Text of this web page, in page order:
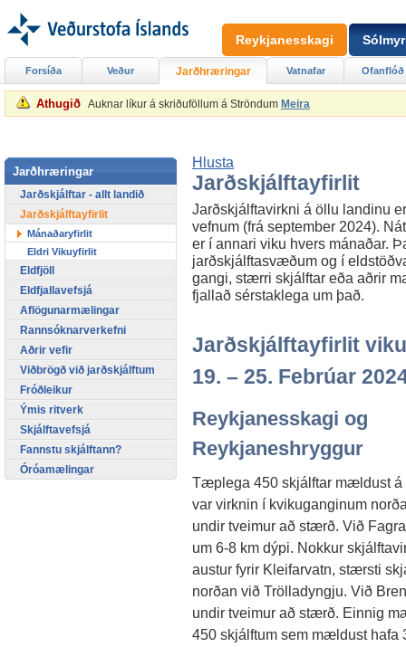
Athugið Auknar líkur á skriðuföllum á Ströndum Meira
Hlusta
Jarðskjálftayfirlit
Jarðskjálftavirkni á öllu landinu
vefnum (frá september 2024).
er í annari viku hvers mánaðar.
jarðskjálftasvæðum og í
gangi, stærri skjálftar eða aðrir
fjallað sérstaklega um það.
Jarðskjálftayfirlit
19. – 25. Febrúar
Reykjanesskagi og
Reykjaneshryggur
Tæplega 450 skjálftar mældust á
var virknin í kvikuganginum
undir tveimur að stærð. Við
um 6-8 km dýpi. Nokkur
austur fyrir Kleifarvatn, stærsti
norðan við Trölladyngju. Við
undir tveimur að stærð. Einnig
450 skjálftum sem mældust hafa
Forsíða Veður Jarðhræringar Vatnafar Ofanflóð
Jarðhræringar
Jarðskjálftar - allt landið
Jarðskjálftayfirlit
Mánaðaryfirlit
Eldri Vikuyfirlit
Eldfjöll
Eldfjallavefsjá
Aflögunarmælingar
Rannsóknarverkefni
Aðrir vefir
Viðbrögð við jarðskjálftum
Fróðleikur
Ýmis ritverk
Skjálftavefsjá
Fannstu skjálftann?
Óróamælingar
Reykjanesskagi